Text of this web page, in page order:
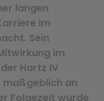
langen
im
Sein
im
Hartz IV
maßgeblich an
Folgezeit wurde